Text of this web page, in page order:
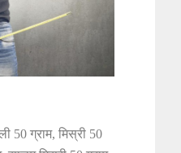
50 ग्राम, मिस्री 50